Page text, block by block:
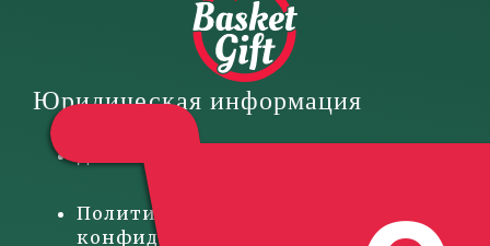
Юридическая информация
Политика
конфиденциальности